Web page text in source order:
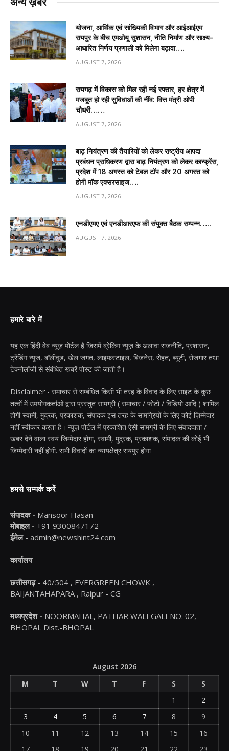
योजना, आर्थिक एवं सांख्यिकी विभाग और आईआईएम
रायपुर के बीच एमओयू सुशासन, नीति निर्माण और साक्ष्य-
आधारित निर्णय प्रणाली को मिलेगा बढ़ावा….
AUGUST 7, 2026
रायगढ़ में विकास को मिल रही नई रफ्तार, हर क्षेत्र में
मजबूत हो रही सुविधाओं की नींव: वित्त मंत्री ओपी
चौधरी……
AUGUST 7, 2026
बाढ़ नियंत्रण की तैयारियों को लेकर राष्ट्रीय आपदा
प्रबंधन प्राधिकरण द्वारा बाढ़ नियंत्रण को लेकर कान्फ्रेंस,
प्रदेश में 18 अगस्त को टेबल टॉप और 20 अगस्त को
होगी मॉक एक्सरसाइज….
AUGUST 7, 2026
एनडीएमए एवं एनडीआरएफ की संयुक्त बैठक सम्पन्न…..
AUGUST 7, 2026
हमारे बारे में
यह एक हिंदी वेब न्यूज़ पोर्टल है जिसमें ब्रेकिंग न्यूज़ के अलावा राजनीति, प्रशासन,
ट्रेंडिंग न्यूज, बॉलीवुड, खेल जगत, लाइफस्टाइल, बिजनेस, सेहत, ब्यूटी, रोजगार तथा
टेक्नोलॉजी से संबंधित खबरें पोस्ट की जाती है।
Disclaimer - समाचार से सम्बंधित किसी भी तरह के विवाद के लिए साइट के कुछ
तत्वों में उपयोगकर्ताओं द्वारा प्रस्तुत सामग्री ( समाचार / फोटो / विडियो आदि ) शामिल
होगी स्वामी, मुद्रक, प्रकाशक, संपादक इस तरह के सामग्रियों के लिए कोई ज़िम्मेदार
नहीं स्वीकार करता है। न्यूज़ पोर्टल में प्रकाशित ऐसी सामग्री के लिए संवाददाता /
खबर देने वाला स्वयं जिम्मेदार होगा, स्वामी, मुद्रक, प्रकाशक, संपादक की कोई भी
जिम्मेदारी नहीं होगी. सभी विवादों का न्यायक्षेत्र रायपुर होगा
हमसे सम्पर्क करें
संपादक - Mansoor Hasan
मोबाइल - +91 9300847172
ईमेल - admin@newshint24.com
कार्यालय
छत्तीसगढ़ - 40/504 , EVERGREEN CHOWK ,
BAIJANTAHAPARA , Raipur - CG
मध्यप्रदेश - NOORMAHAL, PATHAR WALI GALI NO. 02,
BHOPAL Dist.-BHOPAL
August 2026
M
T W T F S
S
1
2
3
4 5 6 7 8
9
10
11 12 13 14 15
16
17
18 19 20 21 22 23